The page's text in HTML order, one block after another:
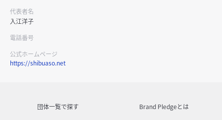
代表者名
入江洋子
電話番号
公式ホームページ
https://shibuaso.net
団体一覧で探す Brand Pledgeとは